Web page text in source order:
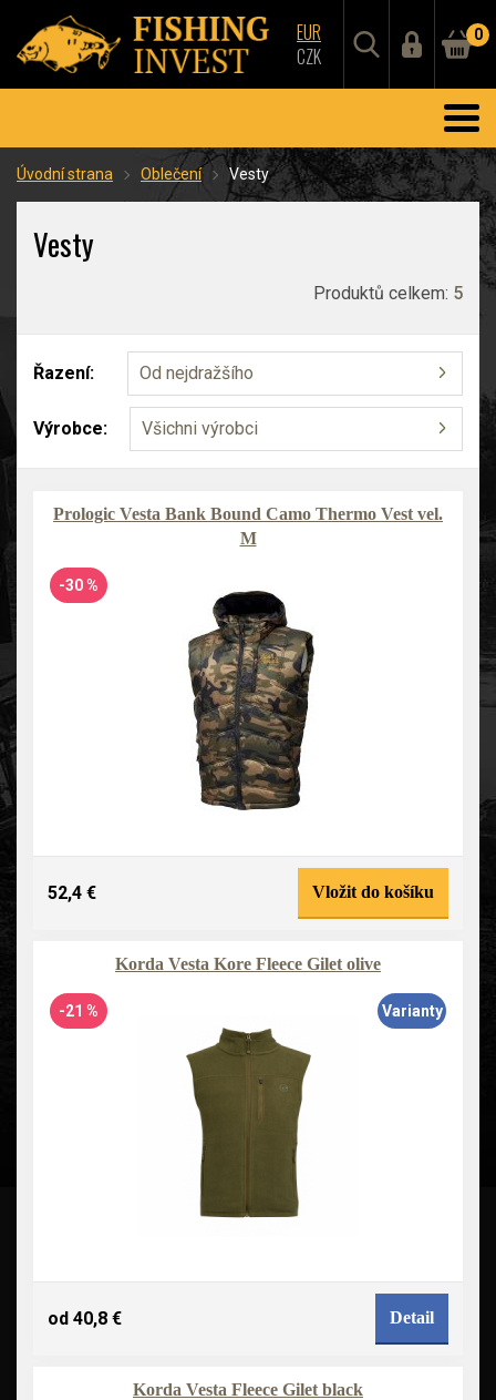
EUR
CZK
0
Úvodní strana Oblečení Vesty
Vesty
Produktů celkem: 5
Řazení: Od nejdražšího
Výrobce: Všichni výrobci
Prologic Vesta Bank Bound Camo Thermo Vest vel.
M
-30 %
52,4 € Vložit do košíku
Korda Vesta Kore Fleece Gilet olive
-21 % Varianty
od 40,8 € Detail
Korda Vesta Fleece Gilet black